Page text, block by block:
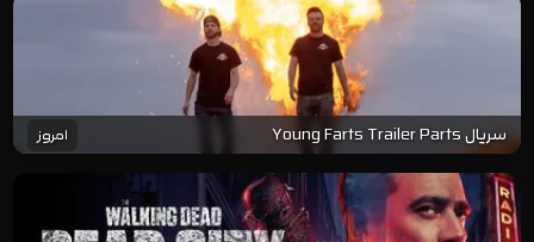
سریال Young Farts Trailer Parts امروز